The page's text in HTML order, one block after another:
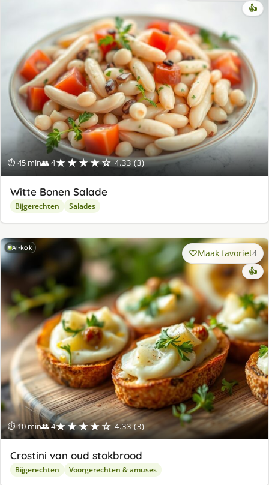
⏱ 45 min👥 4★★★★☆ 4.33 (3)
👍
Witte Bonen Salade
Bijgerechten Salades
AI-kok
⏱ 10 min👥 4★★★★☆ 4.33 (3)
Maak favoriet4
👍
Crostini van oud stokbrood
Bijgerechten Voorgerechten & amuses